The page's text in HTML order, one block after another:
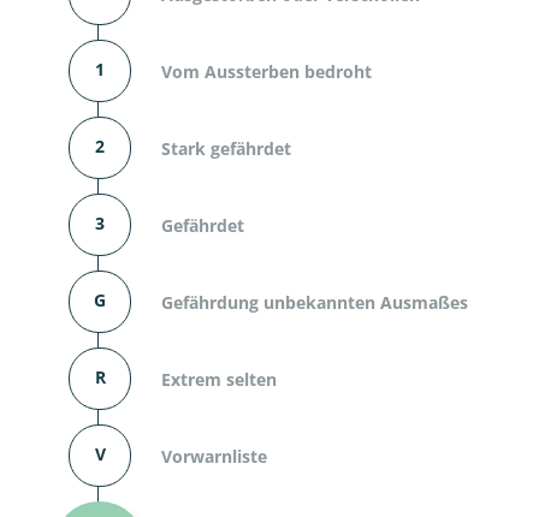
1 Vom Aussterben bedroht
2 Stark gefährdet
3 Gefährdet
G Gefährdung unbekannten Ausmaßes
R Extrem selten
V Vorwarnliste